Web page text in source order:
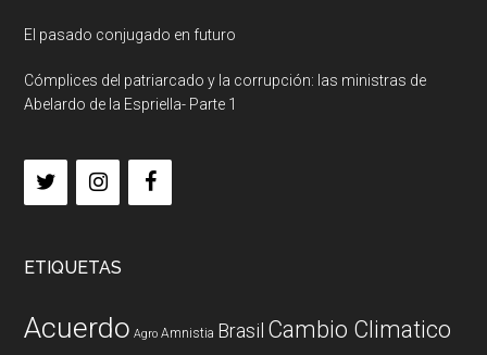
El pasado conjugado en futuro
Cómplices del patriarcado y la corrupción: las ministras de
Abelardo de la Espriella- Parte 1
ETIQUETAS
Acuerdo Agro Amnistia Brasil Cambio Climatico